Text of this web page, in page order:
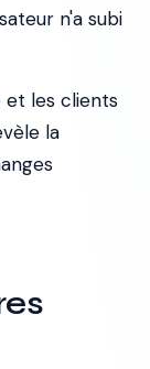
n'a subi
et les clients
la